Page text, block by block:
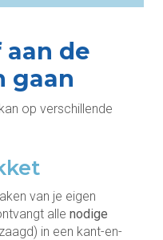
de
gaan
op verschillende
van je eigen
alle nodige
in een kant-en-